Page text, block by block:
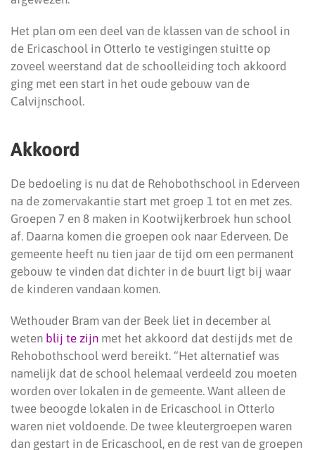
Het plan om een deel van de klassen van de school in
de Ericaschool in Otterlo te vestigingen stuitte op
zoveel weerstand dat de schoolleiding toch akkoord
ging met een start in het oude gebouw van de
Calvijnschool.
Akkoord
De bedoeling is nu dat de Rehobothschool in Ederveen
na de zomervakantie start met groep 1 tot en met zes.
Groepen 7 en 8 maken in Kootwijkerbroek hun school
af. Daarna komen die groepen ook naar Ederveen. De
gemeente heeft nu tien jaar de tijd om een permanent
gebouw te vinden dat dichter in de buurt ligt bij waar
de kinderen vandaan komen.
Wethouder Bram van der Beek liet in december al
weten blij te zijn met het akkoord dat destijds met de
Rehobothschool werd bereikt. “Het alternatief was
namelijk dat de school helemaal verdeeld zou moeten
worden over lokalen in de gemeente. Want alleen de
twee beoogde lokalen in de Ericaschool in Otterlo
waren niet voldoende. De twee kleutergroepen waren
dan gestart in de Ericaschool, en de rest van de groepen